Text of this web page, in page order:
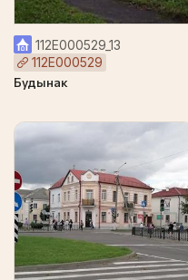
112Е000529_13
112Е000529
Будынак